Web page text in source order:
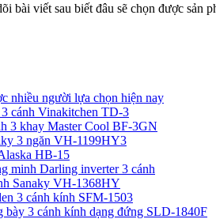
bài viết sau biết đâu sẽ chọn được sản
nhiều người lựa chọn hiện nay
cánh Vinakitchen TD-3
3 khay Master Cool BF-3GN
3 ngăn VH-1199HY3
HB-15
minh Darling inverter 3 cánh
Sanaky VH-1368HY
3 cánh kính SFM-1503
bày 3 cánh kính dạng đứng SLD-1840F